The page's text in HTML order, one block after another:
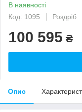
В наявності
Код: 1095
Роздріб
100 595 ₴
Опис